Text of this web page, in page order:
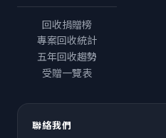
回收捐贈榜
專案回收統計
五年回收趨勢
受贈一覽表
聯絡我們